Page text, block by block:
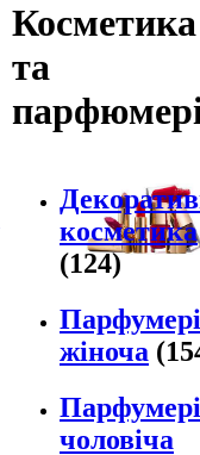
Косметика
та
косметика
(124)
жіноча
чоловіча